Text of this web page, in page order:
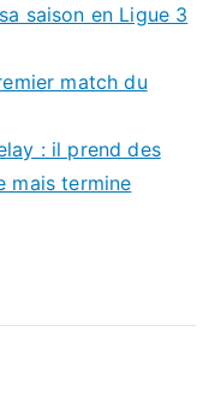
saison en Ligue 3
match du
: il prend des
mais termine